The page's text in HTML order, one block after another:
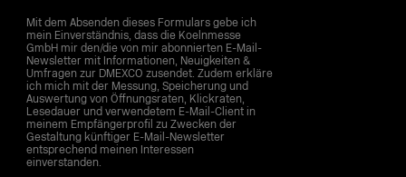
Mit dem Absenden dieses Formulars gebe ich
mein Einverständnis, dass die Koelnmesse
GmbH mir den/die von mir abonnierten E-Mail-
Newsletter mit Informationen, Neuigkeiten &
Umfragen zur DMEXCO zusendet. Zudem erkläre
ich mich mit der Messung, Speicherung und
Auswertung von Öffnungsraten, Klickraten,
Lesedauer und verwendetem E-Mail-Client in
meinem Empfängerprofil zu Zwecken der
Gestaltung künftiger E-Mail-Newsletter
entsprechend meinen Interessen
einverstanden.